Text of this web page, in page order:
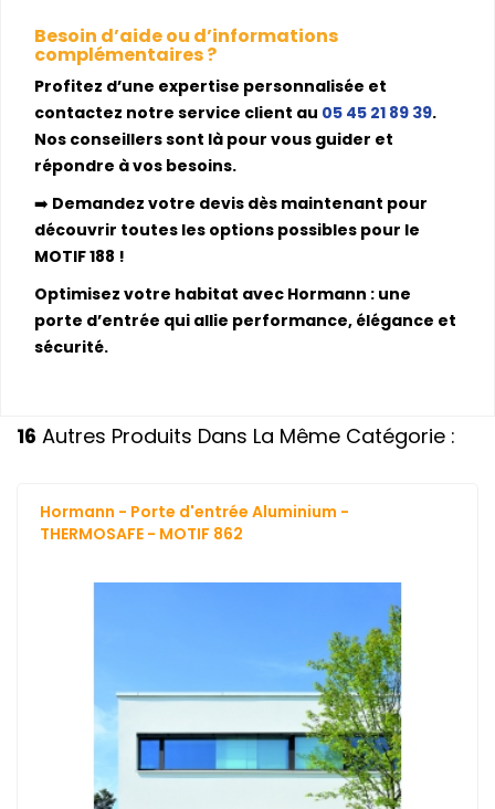
Besoin d’aide ou d’informations
complémentaires ?
Profitez d’une expertise personnalisée et
contactez notre service client au 05 45 21 89 39.
Nos conseillers sont là pour vous guider et
répondre à vos besoins.
➡️ Demandez votre devis dès maintenant pour
découvrir toutes les options possibles pour le
MOTIF 188 !
Optimisez votre habitat avec Hormann : une
porte d’entrée qui allie performance, élégance et
sécurité.
16 Autres Produits Dans La Même Catégorie :
Hormann - Porte d'entrée Aluminium -
THERMOSAFE - MOTIF 862